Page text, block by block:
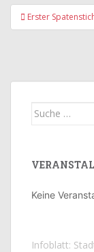
Erster
Suche
Keine
Infoblatt: